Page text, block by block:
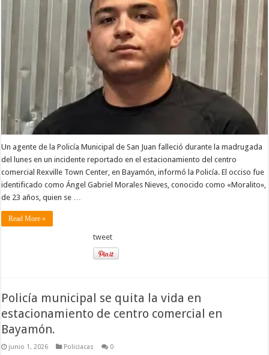
Un agente de la Policía Municipal de San Juan falleció durante la madrugada
del lunes en un incidente reportado en el estacionamiento del centro
comercial Rexville Town Center, en Bayamón, informó la Policía. El occiso fue
identificado como Ángel Gabriel Morales Nieves, conocido como «Moralito»,
de 23 años, quien se …
Read More »
tweet
Policía municipal se quita la vida en
estacionamiento de centro comercial en
Bayamón.
junio 1, 2026 Policiacas 0